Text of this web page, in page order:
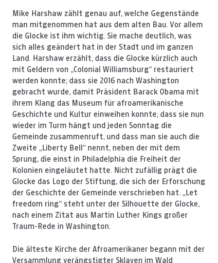
Mike Harshaw zählt genau auf, welche Gegenstände
man mitgenommen hat aus dem alten Bau. Vor allem
die Glocke ist ihm wichtig. Sie mache deutlich, was
sich alles geändert hat in der Stadt und im ganzen
Land. Harshaw erzählt, dass die Glocke kürzlich auch
mit Geldern von „Colonial Williamsburg“ restauriert
werden konnte; dass sie 2016 nach Washington
gebracht wurde, damit Präsident Barack Obama mit
ihrem Klang das Museum für afroamerikanische
Geschichte und Kultur einweihen konnte; dass sie nun
wieder im Turm hängt und jeden Sonntag die
Gemeinde zusammenruft, und dass man sie auch die
Zweite „Liberty Bell“ nennt, neben der mit dem
Sprung, die einst in Philadelphia die Freiheit der
Kolonien eingeläutet hatte. Nicht zufällig prägt die
Glocke das Logo der Stiftung, die sich der Erforschung
der Geschichte der Gemeinde verschrieben hat. „Let
freedom ring“ steht unter der Silhouette der Glocke,
nach einem Zitat aus Martin Luther Kings großer
Traum-Rede in Washington.
Die älteste Kirche der Afroamerikaner begann mit der
Versammlung verängstigter Sklaven im Wald